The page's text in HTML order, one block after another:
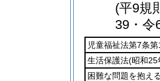
(平9規
39・令
児童福祉法第7条
生活保護法(昭和25
困難な問題を抱え